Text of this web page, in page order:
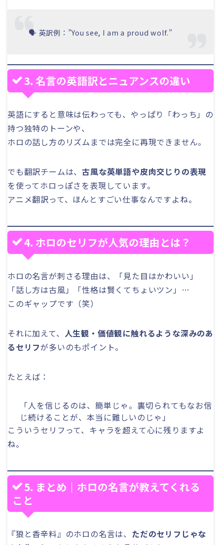
🗣 英訳例：”You see, I am a proud wolf.”
3. 名言の英語訳とニュアンスの違い
英語にすると意味は伝わっても、やっぱり「わっち」の
持つ独特のトーンや、
ホロの話し方のリズムまでは完全に再現できません。
でも翻訳チームは、古風な英単語や皮肉交じりの表現
を使ってホロっぽさを表現しています。
アニメ翻訳って、ほんとすごい仕事なんですよね。
4. ホロのセリフが人気の理由とは？
ホロの名言が刺さる理由は、「見た目はかわいい」
「話し方は古風」「性格は賢くてちょいツン」…
このギャップです（笑）
それに加えて、 人生観・価値観に触れるような深みのあ
るセリフが多いのもポイント。
たとえば：
「人を信じるのは、簡単じゃ。裏切られてもなお信
じ続けることが、本当に難しいのじゃ」
こういうセリフって、キャラを超えて心に残りますよ
ね。
5. まとめ｜ホロの名言が教えてくれる
こと
『狼と香辛料』のホロの名言は、 ただのセリフじゃな